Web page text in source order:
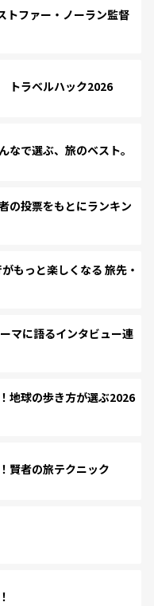
ファー・ノーラン監督
トラベルハック2026
で選ぶ、旅のベスト。
の投票をもとにランキン
もっと楽しくなる 旅先・
マに語るインタビュー連
地球の歩き方が選ぶ2026
賢者の旅テクニック